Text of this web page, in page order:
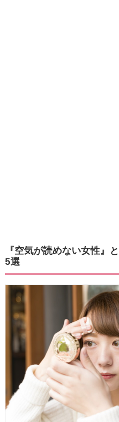
『空気が読めない女性』
5選